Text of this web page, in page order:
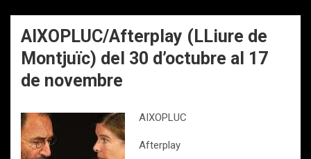
AIXOPLUC/Afterplay (LLiure de
Montjuïc) del 30 d’octubre al 17
de novembre
AIXOPLUC
Afterplay